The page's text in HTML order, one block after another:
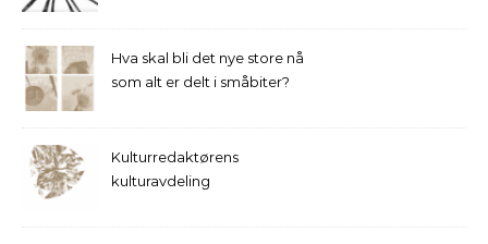
Hva skal bli det nye store nå
som alt er delt i småbiter?
Kulturredaktørens
kulturavdeling